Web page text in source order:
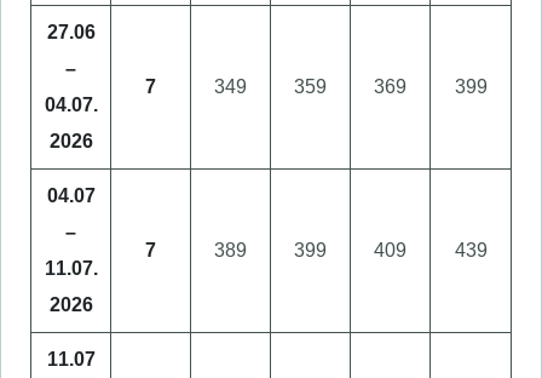
27.06
–
04.07.
2026
7 349 359 369 399
04.07
–
11.07.
2026
7 389 399 409 439
11.07